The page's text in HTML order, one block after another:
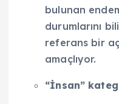
bulunan
durumlarını
referans bir
amaçlıyor.
“İnsan”